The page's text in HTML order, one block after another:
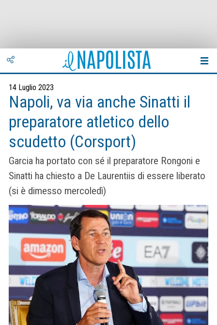
14 Luglio 2023
Napoli, va via anche Sinatti il
preparatore atletico dello
scudetto (Corsport)
Garcia ha portato con sé il preparatore Rongoni e
Sinatti ha chiesto a De Laurentiis di essere liberato
(si è dimesso mercoledì)